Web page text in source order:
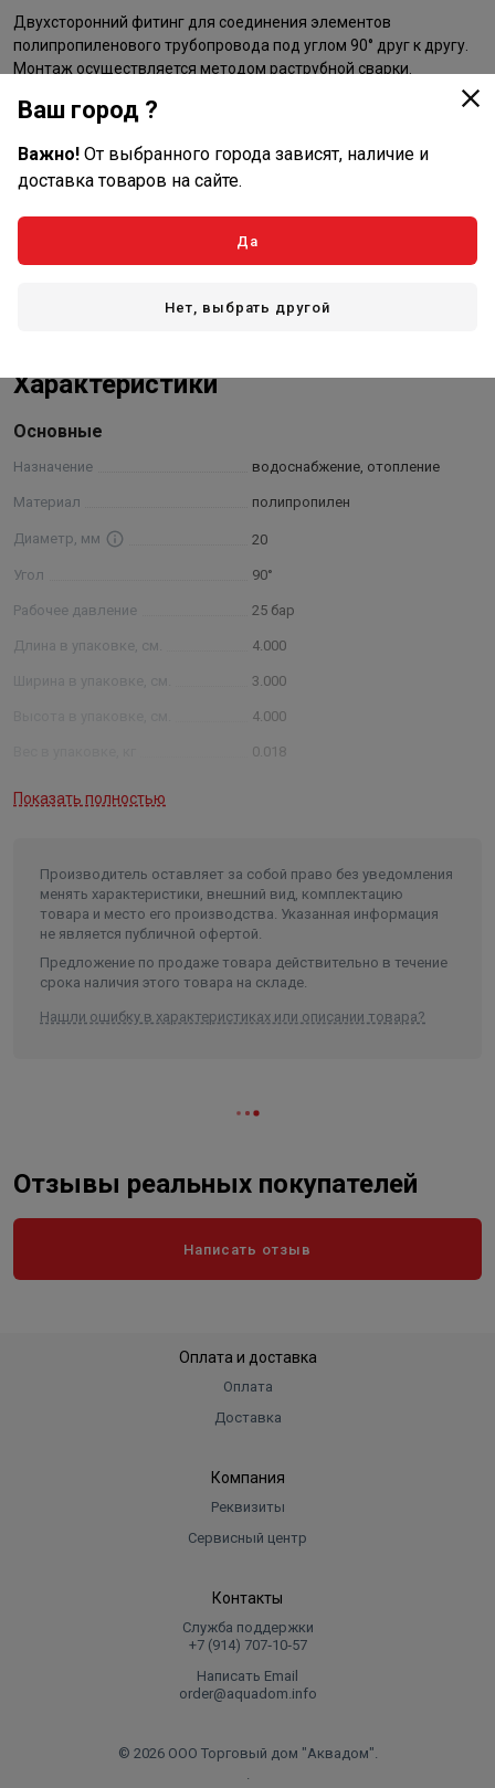
Двухсторонний фитинг для соединения элементов
полипропиленового трубопровода под углом 90° друг к другу.
Монтаж осуществляется методом раструбной сварки.
Характеристики
Основные
Назначение водоснабжение, отопление
Материал полипропилен
Диаметр, мм 20
Угол 90°
Рабочее давление 25 бар
Длина в упаковке, см. 4.000
3.000
4.000
0.018
Показать полностью
Производитель оставляет за собой право без уведомления
менять характеристики, внешний вид, комплектацию
товара и место его производства. Указанная информация
не является публичной офертой.
Предложение по продаже товара действительно в течение
срока наличия этого товара на складе.
Нашли ошибку в характеристиках или описании товара?
Отзывы реальных покупателей
Написать отзыв
Оплата и доставка
Оплата
Доставка
Компания
Реквизиты
Сервисный центр
Контакты
Служба поддержки
+7 (914) 707‑10‑57
Написать Email
order@aquadom.info
© 2026 ООО Торговый дом "Аквадом".
.
Ваш город ?
Важно! От выбранного города зависят, наличие и
доставка товаров на сайте.
Да
Нет, выбрать другой